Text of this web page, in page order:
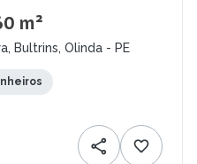
m²
Bultrins, Olinda - PE